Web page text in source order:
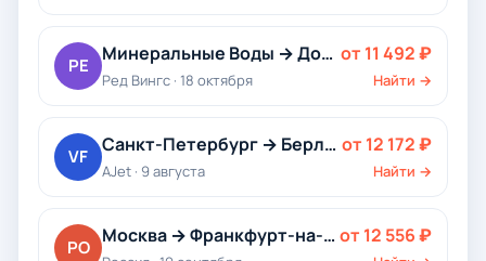
РЕ
Минеральные Воды → Дортмунд
Ред Вингс · 18 октября
от 11 492 ₽
Найти →
VF
Санкт-Петербург → Берлин
AJet · 9 августа
от 12 172 ₽
Найти →
РО
Москва → Франкфурт-на-Майне от 12 556 ₽